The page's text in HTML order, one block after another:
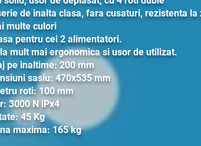
de inalta clasa, fara cusaturi, rezistenta
multe culori
pentru cei 2 alimentatori.
mult mai ergonomica si usor de utilizat.
pe inaltime: 200 mm
sasiu: 470x535 mm
roti: 100 mm
3000 N iPx4
45 Kg
maxima: 165 kg